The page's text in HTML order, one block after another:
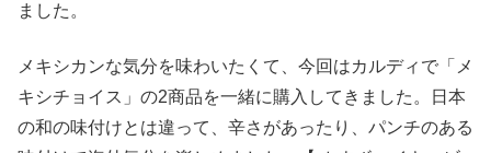
ました。
メキシカンな気分を味わいたくて、今回はカルディで「メ
キシチョイス」の2商品を一緒に購入してきました。日本
の和の味付けとは違って、辛さがあったり、パンチのある